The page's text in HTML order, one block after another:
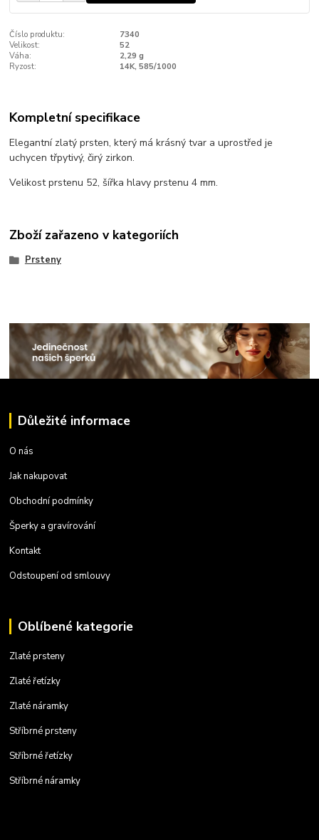
Číslo produktu:
7340
Velikost:
52
Váha:
2,29 g
Ryzost:
14K, 585/1000
Kompletní specifikace
Elegantní zlatý prsten, který má krásný tvar a uprostřed je
uchycen třpytivý, čirý zirkon.
Velikost prstenu 52, šířka hlavy prstenu 4 mm.
Zboží zařazeno v kategoriích
Prsteny
Důležité informace
O nás
Jak nakupovat
Obchodní podmínky
Šperky a gravírování
Kontakt
Odstoupení od smlouvy
Oblíbené kategorie
Zlaté prsteny
Zlaté řetízky
Zlaté náramky
Stříbrné prsteny
Stříbrné řetízky
Stříbrné náramky